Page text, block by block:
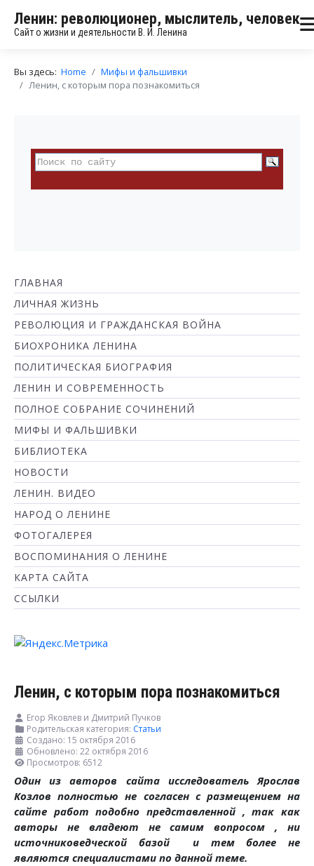
Ленин: революционер, мыслитель, человек
Сайт о жизни и деятельности В. И. Ленина
Вы здесь: Home
Мифы и фальшивки
Ленин, с которым пора познакомиться
ГЛАВНАЯ
ЛИЧНАЯ ЖИЗНЬ
РЕВОЛЮЦИЯ И ГРАЖДАНСКАЯ ВОЙНА
БИОХРОНИКА ЛЕНИНА
ПОЛИТИЧЕСКАЯ БИОГРАФИЯ
ЛЕНИН И СОВРЕМЕННОСТЬ
ПОЛНОЕ СОБРАНИЕ СОЧИНЕНИЙ
МИФЫ И ФАЛЬШИВКИ
БИБЛИОТЕКА
НОВОСТИ
ЛЕНИН. ВИДЕО
НАРОД О ЛЕНИНЕ
ФОТОГАЛЕРЕЯ
ВОСПОМИНАНИЯ О ЛЕНИНЕ
КАРТА САЙТА
ССЫЛКИ
Ленин, с которым пора познакомиться
Егор Яковлев и Дмитрий Пучков
Родительская категория: Статьи
Создано: 15 октября 2016
Обновлено: 22 октября 2016
Просмотров: 6512
Один из авторов сайта исследователь Ярослав
Козлов полностью не согласен с размещением на
сайте работ подобно представленной , так как
авторы не владеют не самим вопросом , ни
источниковедческой базой и тем более не
являются специалистами по данной теме.